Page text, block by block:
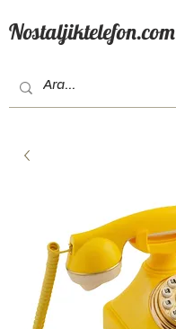
Nostaljiktelefon.com